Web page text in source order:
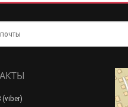
(viber)